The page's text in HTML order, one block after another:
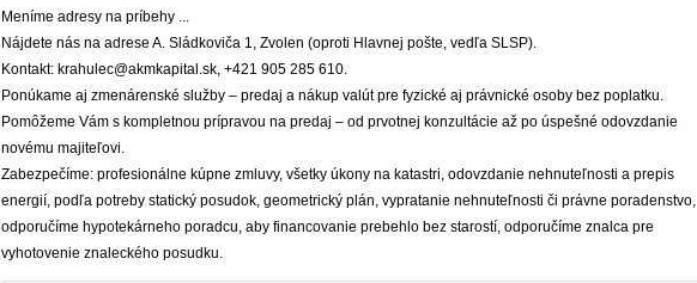
Meníme adresy na príbehy ...
Nájdete nás na adrese A. Sládkoviča 1, Zvolen (oproti Hlavnej pošte, vedľa SLSP).
Kontakt: krahulec@akmkapital.sk, +421 905 285 610.
Ponúkame aj zmenárenské služby – predaj a nákup valút pre fyzické aj právnické osoby bez poplatku.
Pomôžeme Vám s kompletnou prípravou na predaj – od prvotnej konzultácie až po úspešné odovzdanie
novému majiteľovi.
Zabezpečíme: profesionálne kúpne zmluvy, všetky úkony na katastri, odovzdanie nehnuteľnosti a prepis
energií, podľa potreby statický posudok, geometrický plán, vypratanie nehnuteľnosti či právne poradenstvo,
odporučíme hypotekárneho poradcu, aby financovanie prebehlo bez starostí, odporučíme znalca pre
vyhotovenie znaleckého posudku.